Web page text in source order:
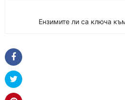
Ензимите ли са ключа